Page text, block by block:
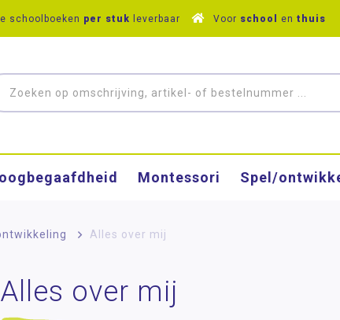
schoolboeken per stuk leverbaar Voor school en thuis
Montessori Spel/
> Alles over mij
Alles over mij